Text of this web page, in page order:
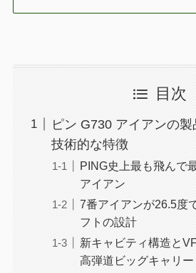
目次
ピン G730 アイアンの製
技術的な特徴
PING史上最も飛んで
アイアン
7番アイアンが26.5度
フトの設計
新キャビティ構造と
高弾道ビッグキャリー